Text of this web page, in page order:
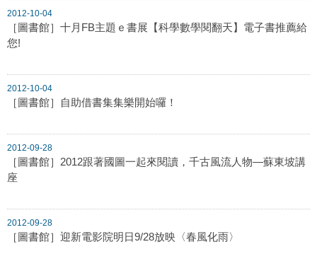
2012-10-04
［圖書館］十月FB主題ｅ書展【科學數學閱翻天】電子書推薦給
您!
2012-10-04
［圖書館］自助借書集集樂開始囉！
2012-09-28
［圖書館］2012跟著國圖一起來閱讀，千古風流人物—蘇東坡講
座
2012-09-28
［圖書館］迎新電影院明日9/28放映〈春風化雨〉